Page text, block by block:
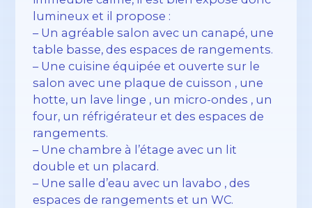
lumineux et il propose :
– Un agréable salon avec un canapé, une
table basse, des espaces de rangements.
– Une cuisine équipée et ouverte sur le
salon avec une plaque de cuisson , une
hotte, un lave linge , un micro-ondes , un
four, un réfrigérateur et des espaces de
rangements.
– Une chambre à l’étage avec un lit
double et un placard.
– Une salle d’eau avec un lavabo , des
espaces de rangements et un WC.